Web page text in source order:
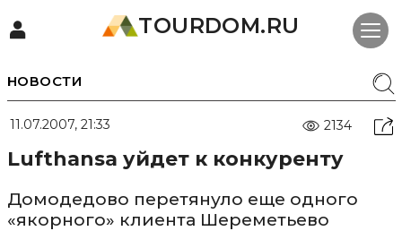
TOURDOM.RU
НОВОСТИ
11.07.2007, 21:33 2134
Lufthansa уйдет к конкуренту
Домодедово перетянуло еще одного
«якорного» клиента Шереметьево